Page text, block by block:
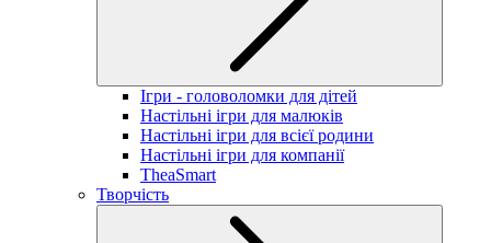
Ігри - головоломки для дітей
Настільні ігри для малюків
Настільні ігри для всієї родини
Настільні ігри для компанії
TheaSmart
Творчість